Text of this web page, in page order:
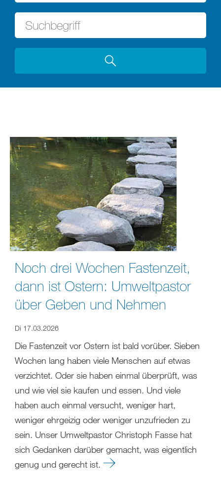
Noch drei Wochen Fastenzeit,
dann ist Ostern: Umweltpastor
über Geben und Nehmen
Di 17.03.2026
Die Fastenzeit vor Ostern ist bald vorüber. Sieben
Wochen lang haben viele Menschen auf etwas
verzichtet. Oder sie haben einmal überprüft, was
und wie viel sie kaufen und essen. Und viele
haben auch einmal versucht, weniger hart,
weniger ehrgeizig oder weniger unzufrieden zu
sein. Unser Umweltpastor Christoph Fasse hat
sich Gedanken darüber gemacht, was eigentlich
genug und gerecht ist.